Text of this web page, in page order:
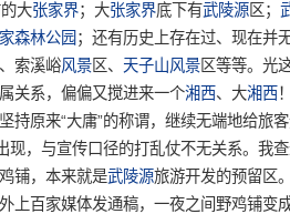
大张家界；大张家界底下有武陵源区；
森林公园 ；还有历史上存在过、现在并
索溪峪风景区、 天子山风景区等等。光
关系，偏偏又搅进来一个湘西、大湘西
持原来“大庸”的称谓，继续无端地给旅
现，与宣传口径的打乱仗不无关系。我
铺，本来就是武陵源旅游开发的预留区
上百家媒体发通稿，一夜之间野鸡铺变